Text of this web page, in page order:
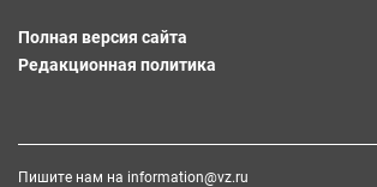
Полная версия сайта
Редакционная политика
Пишите нам на information@vz.ru